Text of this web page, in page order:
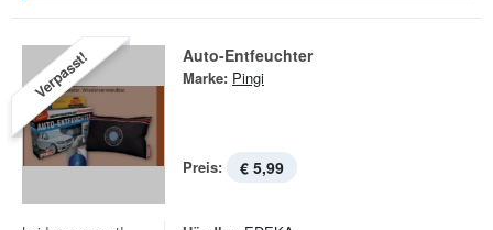
Verpasst! Auto-Entfeuchter
Marke: Pingi
Preis: € 5,99